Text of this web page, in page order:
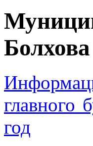
Болхова
главного
год